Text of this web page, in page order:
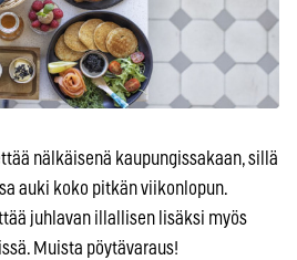
nälkäisenä kaupungissakaan, sillä
auki koko pitkän viikonlopun.
juhlavan illallisen lisäksi myös
Muista pöytävaraus!